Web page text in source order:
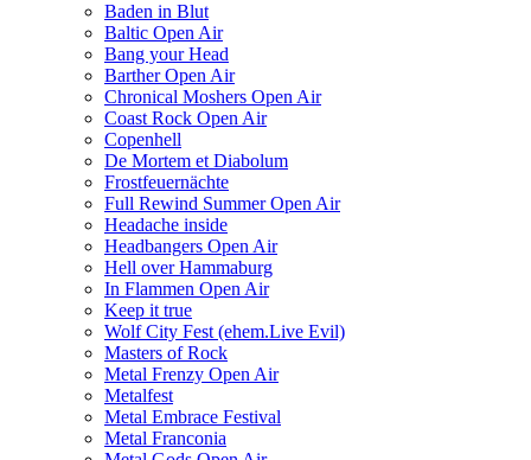
Baden in Blut
Baltic Open Air
Bang your Head
Barther Open Air
Chronical Moshers Open Air
Coast Rock Open Air
Copenhell
De Mortem et Diabolum
Frostfeuernächte
Full Rewind Summer Open Air
Headache inside
Headbangers Open Air
Hell over Hammaburg
In Flammen Open Air
Keep it true
Wolf City Fest (ehem.Live Evil)
Masters of Rock
Metal Frenzy Open Air
Metalfest
Metal Embrace Festival
Metal Franconia